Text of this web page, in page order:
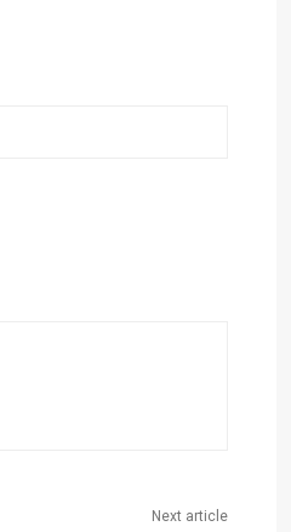
Next article